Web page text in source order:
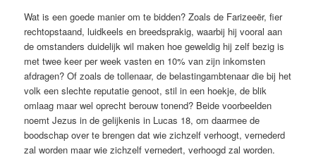
Wat is een goede manier om te bidden? Zoals de Farizeeër, fier
rechtopstaand, luidkeels en breedsprakig, waarbij hij vooral aan
de omstanders duidelijk wil maken hoe geweldig hij zelf bezig is
met twee keer per week vasten en 10% van zijn inkomsten
afdragen? Of zoals de tollenaar, de belastingambtenaar die bij het
volk een slechte reputatie genoot, stil in een hoekje, de blik
omlaag maar wel oprecht berouw tonend? Beide voorbeelden
noemt Jezus in de gelijkenis in Lucas 18, om daarmee de
boodschap over te brengen dat wie zichzelf verhoogt, vernederd
zal worden maar wie zichzelf vernedert, verhoogd zal worden.